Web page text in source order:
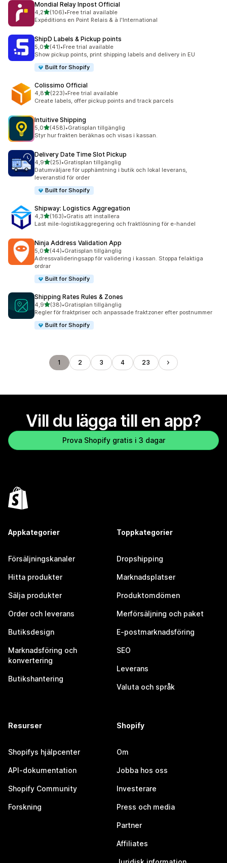
Mondial Relay Inpost Official
4,2av 5 stjärnor
(106)
106 recensioner totalt
•Free trial available
Expéditions en Point Relais & à l'International
ShipD Labels & Pickup points
5,0av 5 stjärnor
(41)
41 recensioner totalt
•Free trial available
Show pickup points, print shipping labels and delivery in EU
Built for Shopify
Colissimo Official
4,8av 5 stjärnor
(223)
223 recensioner totalt
•Free trial available
Create labels, offer pickup points and track parcels
Intuitive Shipping
5,0av 5 stjärnor
(458)
458 recensioner totalt
•Gratisplan tillgänglig
Styr hur frakten beräknas och visas i kassan.
Delivery Date Time Slot Pickup
4,9av 5 stjärnor
(25)
25 recensioner totalt
•Gratisplan tillgänglig
Datumväljare för upphämtning i butik och lokal leverans,
leveranstid för order
Built for Shopify
Shipway: Logistics Aggregation
4,3av 5 stjärnor
(163)
163 recensioner totalt
•Gratis att installera
Last mile-logistikaggregering och fraktlösning för e-handel
Ninja Address Validation App
5,0av 5 stjärnor
(44)
44 recensioner totalt
•Gratisplan tillgänglig
Adressvalideringsapp för validering i kassan. Stoppa felaktiga
ordrar
Built for Shopify
Shipping Rates Rules & Zones
4,9av 5 stjärnor
(38)
38 recensioner totalt
•Gratisplan tillgänglig
Regler för fraktpriser och anpassade fraktzoner efter postnummer
Built for Shopify
1 2 3 4 23
Vill du lägga till en app?
Prova Shopify gratis i 3 dagar
Appkategorier
Försäljningskanaler
Hitta produkter
Sälja produkter
Order och leverans
Butiksdesign
Marknadsföring och
konvertering
Butikshantering
Toppkategorier
Dropshipping
Marknadsplatser
Produktomdömen
Merförsäljning och paket
E-postmarknadsföring
SEO
Leverans
Valuta och språk
Resurser
Shopifys hjälpcenter
API-dokumentation
Shopify Community
Forskning
Shopify
Om
Jobba hos oss
Investerare
Press och media
Partner
Affiliates